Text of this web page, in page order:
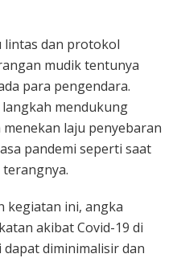
lintas dan protokol
mudik tentunya
para pengendara.
mendukung
laju penyebaran
pandemi seperti saat
kegiatan ini, angka
akibat Covid-19 di
diminimalisir dan